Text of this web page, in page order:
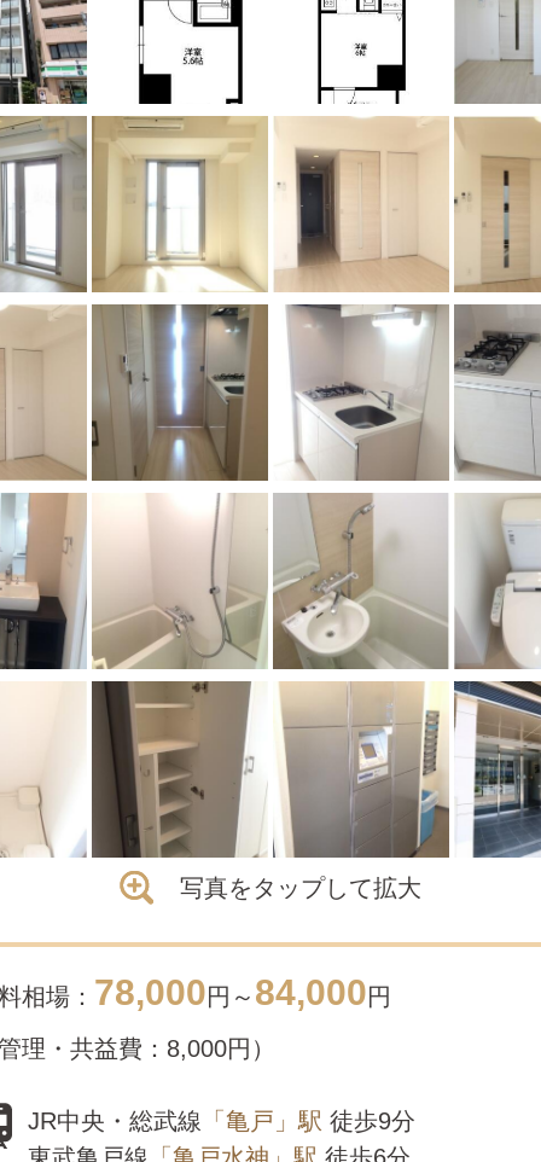
写真をタップして拡大
相場： 78,000円～ 84,000円
理・共益費：8,000円）
JR中央・総武線 「亀戸」駅 徒歩9分
東武亀戸線 「亀戸水神」駅 徒歩6分